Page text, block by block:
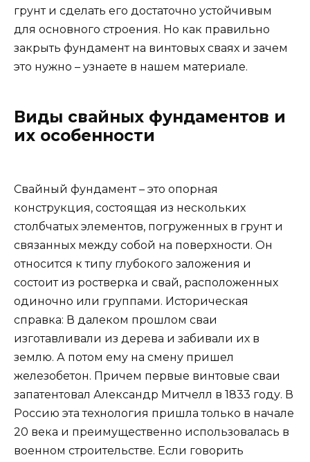
грунт и сделать его достаточно устойчивым
для основного строения. Но как правильно
закрыть фундамент на винтовых сваях и зачем
это нужно – узнаете в нашем материале.
Виды свайных фундаментов и
их особенности
Свайный фундамент – это опорная
конструкция, состоящая из нескольких
столбчатых элементов, погруженных в грунт и
связанных между собой на поверхности. Он
относится к типу глубокого заложения и
состоит из ростверка и свай, расположенных
одиночно или группами. Историческая
справка: В далеком прошлом сваи
изготавливали из дерева и забивали их в
землю. А потом ему на смену пришел
железобетон. Причем первые винтовые сваи
запатентовал Александр Митчелл в 1833 году. В
Россию эта технология пришла только в начале
20 века и преимущественно использовалась в
военном строительстве. Если говорить